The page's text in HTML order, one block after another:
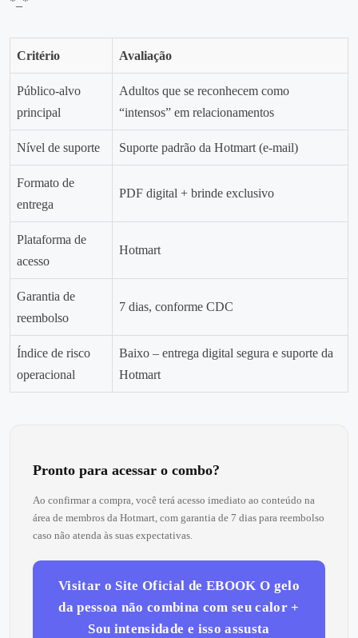
Critério Avaliação
Público‑alvo
principal
Adultos que se reconhecem como
“intensos” em relacionamentos
Nível de suporte Suporte padrão da Hotmart (e‑mail)
Formato de
entrega
PDF digital + brinde exclusivo
Plataforma de
acesso
Hotmart
Garantia de
reembolso
7 dias, conforme CDC
Índice de risco
operacional
Baixo – entrega digital segura e suporte da
Hotmart
Pronto para acessar o combo?
Ao confirmar a compra, você terá acesso imediato ao conteúdo na
área de membros da Hotmart, com garantia de 7 dias para reembolso
caso não atenda às suas expectativas.
Visitar o Site Oficial de EBOOK O gelo
da pessoa não combina com seu calor +
Sou intensidade e isso assusta